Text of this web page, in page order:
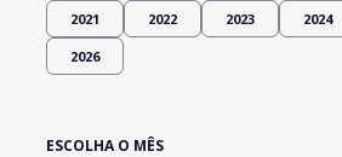
2021 2022 2023 2024
2026
ESCOLHA O MÊS